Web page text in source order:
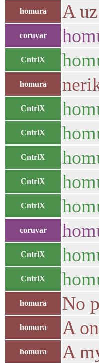
homura A
coruvar
CntrlX
homura
CntrlX
CntrlX
CntrlX
CntrlX
CntrlX
coruvar
CntrlX
CntrlX
homura No
homura A
homura A